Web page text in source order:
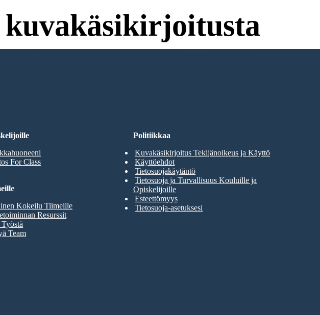
Kirjautumista Kokeilemiseen!
For Class
Kokeilu Tiimeille
Resurssit
Team
Politiikkaa
Kuvakäsikirjoitus Tekijänoikeus ja Käyttö
Käyttöehdot
Tietosuojakäytäntö
Tietosuoja ja Turvallisuus Kouluille ja
Opiskelijoille
Esteettömyys
Tietosuoja-asetuksesi